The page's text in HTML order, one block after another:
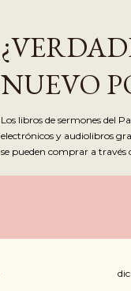
NUEVO
Los libros de sermones del
electrónicos y audiolibros
se pueden comprar a través